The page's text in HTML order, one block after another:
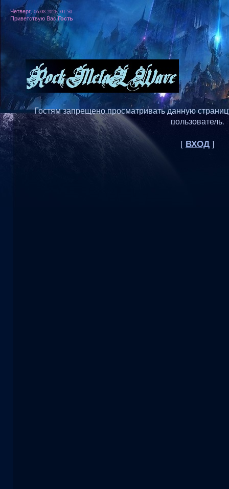
Четверг, 06.08.2026, 01:50
Приветствую Вас Гость
Гостям запрещено просматривать данную
пользователь.
[ ВХОД]